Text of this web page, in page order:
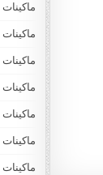
ماكينات